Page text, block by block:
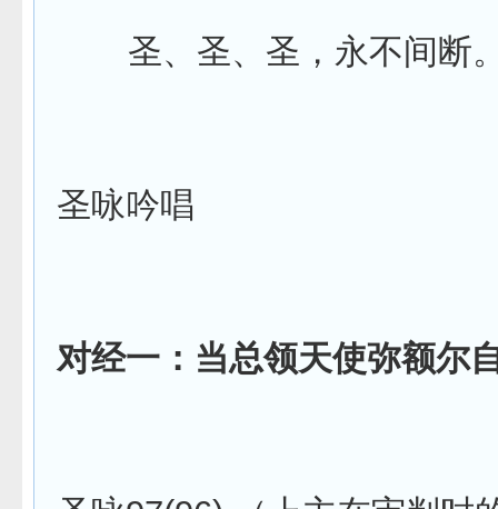
圣、圣、圣，永不间断
圣咏吟唱
对经一：当总领天使弥额尔